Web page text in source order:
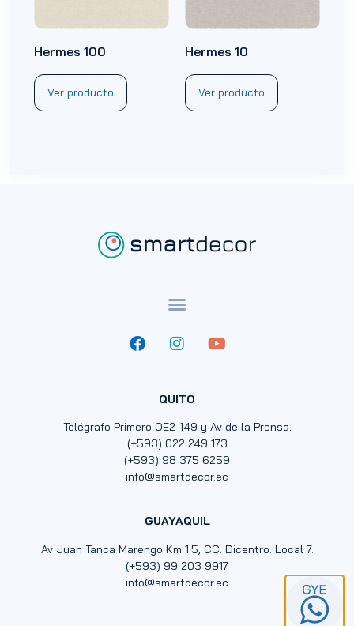
Hermes 100
Ver producto
Hermes 10
Ver producto
QUITO
Telégrafo Primero OE2-149 y Av de la Prensa.
(+593) 022 249 173
(+593) 98 375 6259
info@smartdecor.ec
GUAYAQUIL
Av Juan Tanca Marengo Km 1.5, CC. Dicentro. Local 7.
(+593) 99 203 9917
info@smartdecor.ec